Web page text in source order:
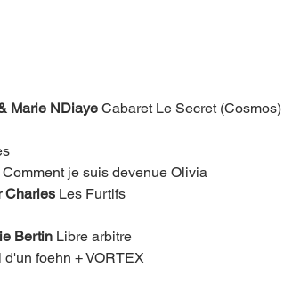
Marie NDiaye Cabaret Le Secret (Cosmos)
Comment je suis devenue Olivia
Charles Les Furtifs
Bertin Libre arbitre
d'un foehn + VORTEX